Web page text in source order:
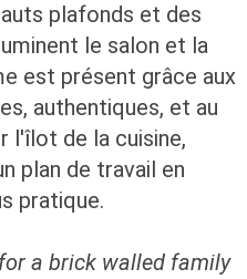
plafonds et des
le salon et la
est présent grâce aux
authentiques, et au
l'îlot de la cuisine,
plan de travail en
pratique.
a brick walled family